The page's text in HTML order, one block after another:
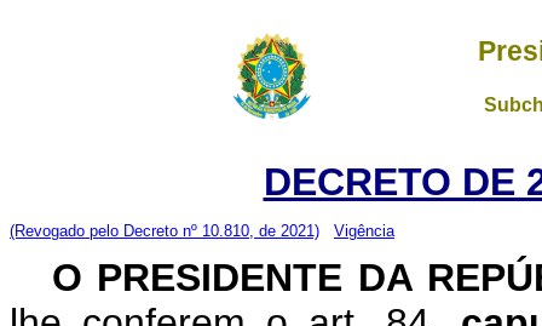
DECRETO DE
(Revogado pelo Decreto nº 10.810, de 2021) Vigência
O PRESIDENTE DA